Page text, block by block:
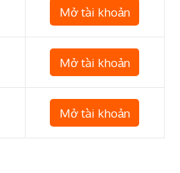
Mở tài khoản
Mở tài khoản
Mở tài khoản